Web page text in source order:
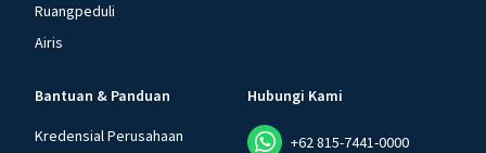
Ruangpeduli
Airis
Bantuan & Panduan
Kredensial Perusahaan
Hubungi Kami
+62 815-7441-0000